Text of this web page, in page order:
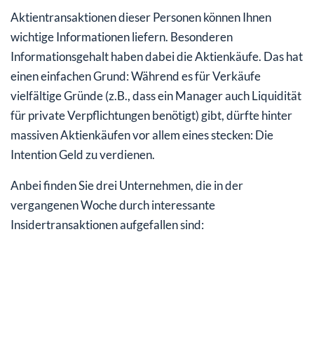
Aktientransaktionen dieser Personen können Ihnen
wichtige Informationen liefern. Besonderen
Informationsgehalt haben dabei die Aktienkäufe. Das hat
einen einfachen Grund: Während es für Verkäufe
vielfältige Gründe (z.B., dass ein Manager auch Liquidität
für private Verpflichtungen benötigt) gibt, dürfte ­hinter
massiven Aktienkäufen vor allem eines stecken: Die
Intention Geld zu verdienen.
Anbei finden Sie drei Unternehmen, die in der
vergangenen Woche durch interessante
Insidertransaktionen aufgefallen sind: